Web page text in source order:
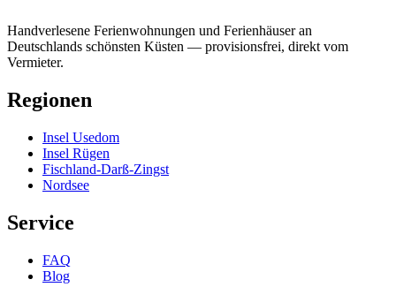
Handverlesene Ferienwohnungen und Ferienhäuser an
Deutschlands schönsten Küsten — provisionsfrei, direkt vom
Vermieter.
Regionen
Insel Usedom
Insel Rügen
Fischland-Darß-Zingst
Nordsee
Service
FAQ
Blog